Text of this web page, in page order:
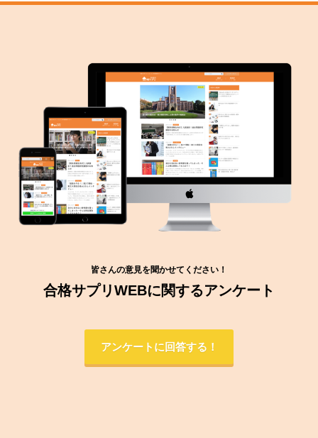
皆さんの意見を聞かせてください！
合格サプリWEBに関するアンケート
アンケートに回答する！